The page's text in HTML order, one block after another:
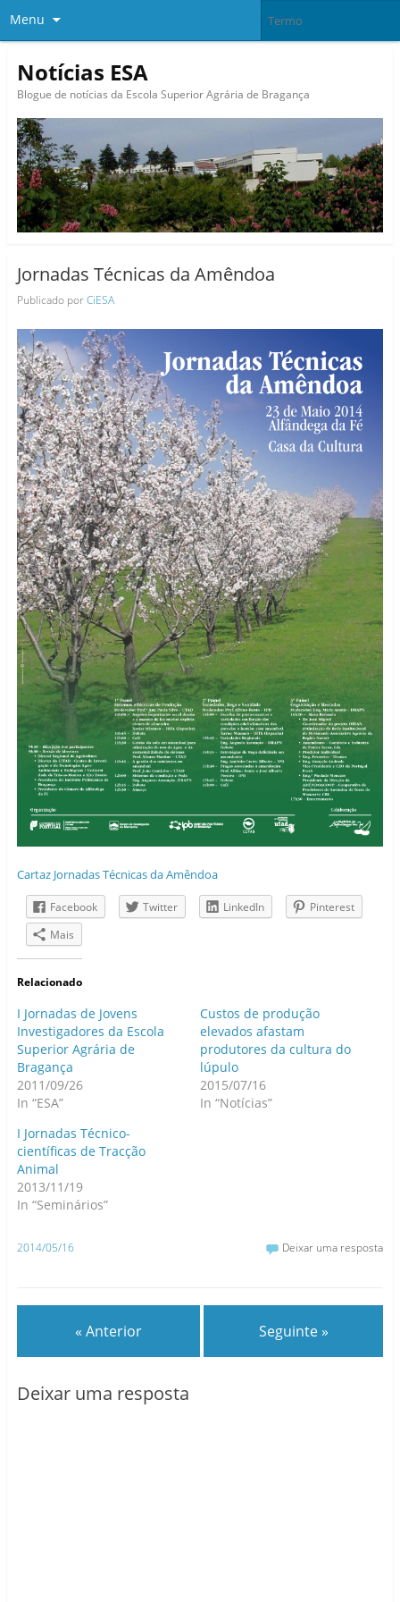
Menu
Notícias ESA
Blogue de notícias da Escola Superior Agrária de Bragança
Jornadas Técnicas da Amêndoa
Publicado porCiESA
Cartaz Jornadas Técnicas da Amêndoa
Facebook Twitter LinkedIn
Pinterest
Mais
Relacionado
I Jornadas de Jovens
Investigadores da Escola
Superior Agrária de
Bragança
2011/09/26
In “ESA”
Custos de produção
elevados afastam
produtores da cultura do
lúpulo
2015/07/16
In “Notícias”
I Jornadas Técnico-
científicas de Tracção
Animal
2013/11/19
In “Seminários”
2014/05/16 Deixar uma resposta
« Anterior Seguinte »
Deixar uma resposta